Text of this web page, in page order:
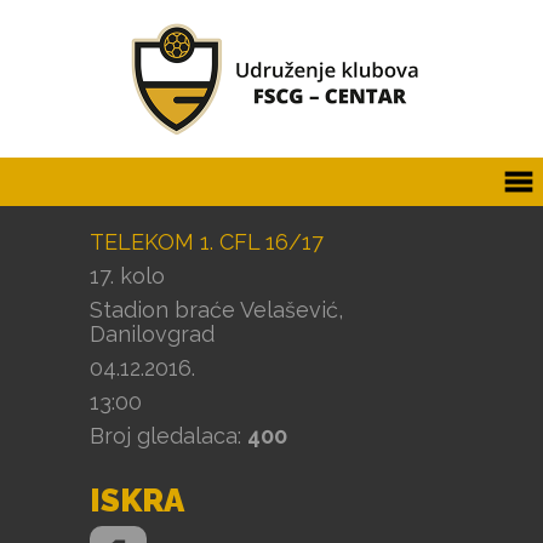
TELEKOM 1. CFL 16/17
17. kolo
Stadion braće Velašević,
Danilovgrad
04.12.2016.
13:00
Broj gledalaca: 400
ISKRA